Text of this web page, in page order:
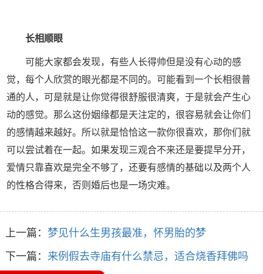
长相顺眼
可能大家都会发现，有些人长得帅但是没有心动的感
觉，每个人欣赏的眼光都是不同的。可能看到一个长相很普
通的人，可是就是让你觉得很舒服很清爽，于是就会产生心
动的感觉。那么这份姻缘都是天注定的，很容易就会让你们
的感情越来越好。所以就是恰恰这一款你很喜欢，那你们就
可以尝试着在一起。如果发现三观合不来还是要提早分开，
爱情只靠喜欢是完全不够了，还要有感情的基础以及两个人
的性格合得来，否则婚后也是一场灾难。
上一篇： 梦见什么生男孩最准，怀男胎的梦
下一篇： 来例假去寺庙有什么禁忌，适合烧香拜佛吗